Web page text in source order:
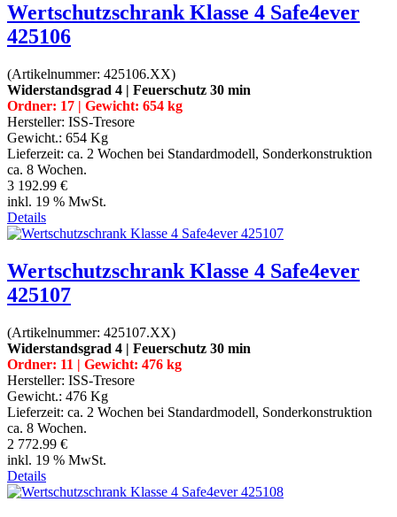
Wertschutzschrank Klasse 4 Safe4ever
425106
(Artikelnummer: 425106.XX)
Widerstandsgrad 4 | Feuerschutz 30 min
Ordner: 17 | Gewicht: 654 kg
Hersteller: ISS-Tresore
Gewicht.: 654 Kg
Lieferzeit: ca. 2 Wochen bei Standardmodell, Sonderkonstruktion
ca. 8 Wochen.
3 192.99 €
inkl. 19 % MwSt.
Details
Wertschutzschrank Klasse 4 Safe4ever
425107
(Artikelnummer: 425107.XX)
Widerstandsgrad 4 | Feuerschutz 30 min
Ordner: 11 | Gewicht: 476 kg
Hersteller: ISS-Tresore
Gewicht.: 476 Kg
Lieferzeit: ca. 2 Wochen bei Standardmodell, Sonderkonstruktion
ca. 8 Wochen.
2 772.99 €
inkl. 19 % MwSt.
Details